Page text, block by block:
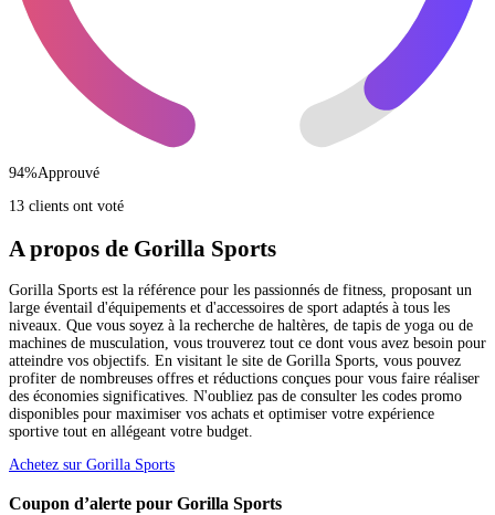
94%Approuvé
13 clients ont voté
A propos de Gorilla Sports
Gorilla Sports est la référence pour les passionnés de fitness, proposant un
large éventail d'équipements et d'accessoires de sport adaptés à tous les
niveaux. Que vous soyez à la recherche de haltères, de tapis de yoga ou de
machines de musculation, vous trouverez tout ce dont vous avez besoin pour
atteindre vos objectifs. En visitant le site de Gorilla Sports, vous pouvez
profiter de nombreuses offres et réductions conçues pour vous faire réaliser
des économies significatives. N'oubliez pas de consulter les codes promo
disponibles pour maximiser vos achats et optimiser votre expérience
sportive tout en allégeant votre budget.
Achetez sur Gorilla Sports
Coupon d’alerte pour Gorilla Sports